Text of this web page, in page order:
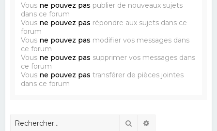
Vous ne pouvez pas publier de nouveaux sujets
dans ce forum
Vous ne pouvez pas répondre aux sujets dans ce
forum
Vous ne pouvez pas modifier vos messages dans
ce forum
Vous ne pouvez pas supprimer vos messages dans
ce forum
Vous ne pouvez pas transférer de pièces jointes
dans ce forum
Rechercher